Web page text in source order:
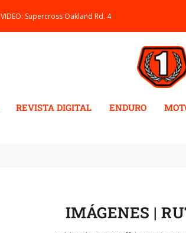
VIDEO: Supercross Oakland Rd. 4
REVISTA DIGITAL ENDURO
IMÁGENES |